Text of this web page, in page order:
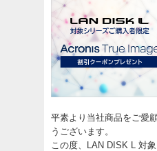
平素より当社商品をご愛
うございます。
この度、LAN DISK L 対